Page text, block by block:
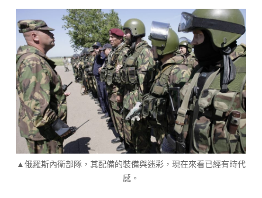
▲俄羅斯內衛部隊，其配備的裝備與迷彩，現在來看已經有時代
感。